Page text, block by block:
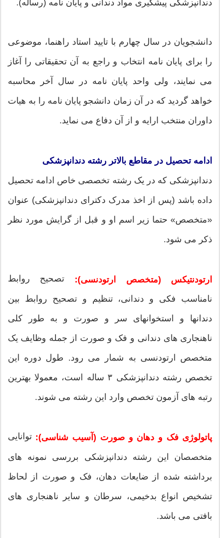
دندانپزشکی پیشگیری مواد دندانی و پایان نامه (رساله)‌.
دانشجویان در سال چهارم با تایید استاد راهنما، موضوعی
را برای پایان نامه انتخاب و راجع به آن تحقیقاتی را آغاز
می نمایند، ولی واحد پایان نامه در سال آخر محاسبه
خواهد گردید که در آن زمان دانشجو پایان نامه را به هیات
داوران منتخب ارایه و از آن دفاع می نماید.
ادامه تحصیل در مقاطع بالاتر رشته دندانپزشکی
دندانپزشکی که در یک رشته تخصصی خاص ادامه تحصیل
داده باشد (پس از اخذ مدرک دکترای دندانپزشکی) عنوان
«متخصص» حتما زیر اسم او و قبل از گرایش مورد نظر
ذکر می شود.
ارتودنتیکس (متخصص ارتودنسی): تصحیح روابط
نامناسب فکی و دندانی، تنظیم و تصحیح روابط بین
دندانها و استخوانهای سر و صورت و به طور کلی
ناهنجاری های دندانی و فک و صورت از جمله وظایف یک
متخصص ارتودنسی به شمار می رود. طول دوره این
تخصص رشته دندانپزشکی ۳ ساله است، معمولا بهترین
رتبه های آزمون تخصص وارد این رشته می شوند.
پاتولوژی فک و دهان و صورت (آسیب شناسی): توانایی
متخصصان این رشته دندانپزشکی بررسی نمونه های
برداشته شده از ضایعات دهان، فک و صورت از لحاظ
تشخیص انواع بدخیمی، سرطان و سایر ناهنجاری های
بافتی می باشد.